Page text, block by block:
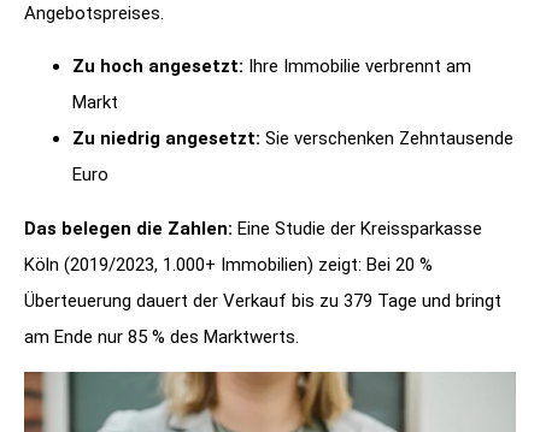
Angebotspreises.
Zu hoch angesetzt: Ihre Immobilie verbrennt am
Markt
Zu niedrig angesetzt: Sie verschenken Zehntausende
Euro
Das belegen die Zahlen: Eine Studie der Kreissparkasse
Köln (2019/2023, 1.000+ Immobilien) zeigt: Bei 20 %
Überteuerung dauert der Verkauf bis zu 379 Tage und bringt
am Ende nur 85 % des Marktwerts.